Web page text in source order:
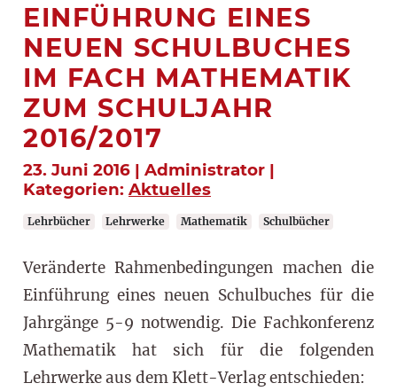
EINFÜHRUNG EINES
NEUEN SCHULBUCHES
IM FACH MATHEMATIK
ZUM SCHULJAHR
2016/2017
23. Juni 2016 | Administrator |
Kategorien: Aktuelles
Lehrbücher Lehrwerke Mathematik Schulbücher
Veränderte Rahmenbedingungen machen die
Einführung eines neuen Schulbuches für die
Jahrgänge 5-9 notwendig. Die Fachkonferenz
Mathematik hat sich für die folgenden
Lehrwerke aus dem Klett-Verlag entschieden: